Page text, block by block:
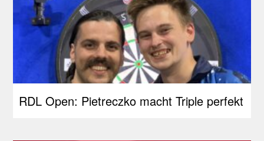
RDL Open: Pietreczko macht Triple perfekt